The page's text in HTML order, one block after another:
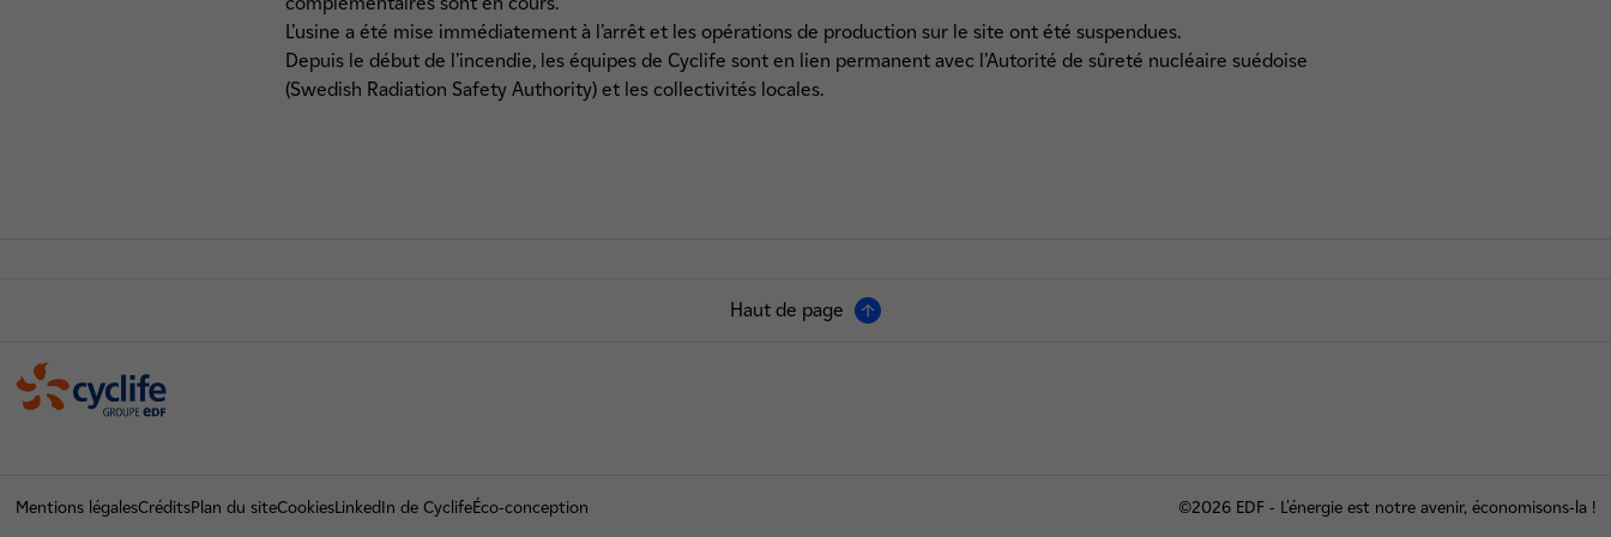
L’usine a été mise immédiatement à l’arrêt et les opérations de production sur le site ont été suspendues.
Depuis le début de l’incendie, les équipes de Cyclife sont en lien permanent avec l’Autorité de sûreté nucléaire suédoise
(Swedish Radiation Safety Authority) et les collectivités locales.
Haut de page
Mentions légalesCréditsPlan du siteCookiesLinkedIn de CyclifeÉco-conception ©2026 EDF - L'énergie est notre avenir, économisons-la !